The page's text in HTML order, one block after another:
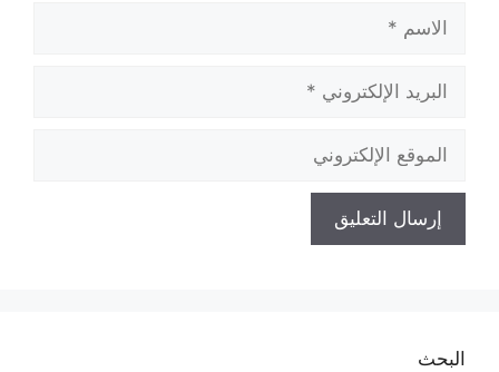
الاسم
البريد
الإلكتروني
الموقع
الإلكتروني
البحث